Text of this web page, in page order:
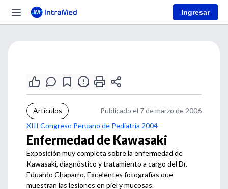
Ingresar
Artículos
Publicado el 7 de marzo de 2006
XIII Congreso Peruano de Pediatría 2004
Enfermedad de Kawasaki
Exposición muy completa sobre la enfermedad de
Kawasaki, diagnóstico y tratamiento a cargo del Dr.
Eduardo Chaparro. Excelentes fotografías que
muestran las lesiones en piel y mucosas.